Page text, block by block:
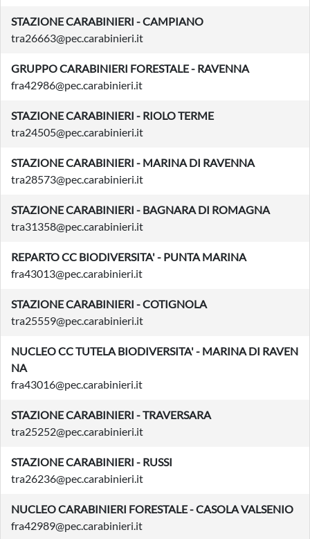
STAZIONE CARABINIERI - CAMPIANO
tra26663@pec.carabinieri.it
GRUPPO CARABINIERI FORESTALE - RAVENNA
fra42986@pec.carabinieri.it
STAZIONE CARABINIERI - RIOLO TERME
tra24505@pec.carabinieri.it
STAZIONE CARABINIERI - MARINA DI RAVENNA
tra28573@pec.carabinieri.it
STAZIONE CARABINIERI - BAGNARA DI ROMAGNA
tra31358@pec.carabinieri.it
REPARTO CC BIODIVERSITA' - PUNTA MARINA
fra43013@pec.carabinieri.it
STAZIONE CARABINIERI - COTIGNOLA
tra25559@pec.carabinieri.it
NUCLEO CC TUTELA BIODIVERSITA' - MARINA DI RAVEN
NA
fra43016@pec.carabinieri.it
STAZIONE CARABINIERI - TRAVERSARA
tra25252@pec.carabinieri.it
STAZIONE CARABINIERI - RUSSI
tra26236@pec.carabinieri.it
NUCLEO CARABINIERI FORESTALE - CASOLA VALSENIO
fra42989@pec.carabinieri.it